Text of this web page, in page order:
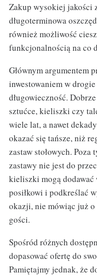
Zakup wysokiej jakości
długoterminowa
również możliwość
funkcjonalnością na co
Głównym argumentem
inwestowaniem w
długowieczność.
sztućce, kieliszki czy
wiele lat, a nawet
okazać się tańsze, niż
zastaw stołowych.
zastawy nie jest do
kieliszki mogą
posiłkowi i podkreślać
okazji, nie mówiąc już
gości.
Spośród różnych
dopasować ofertę do
Pamiętajmy jednak, że